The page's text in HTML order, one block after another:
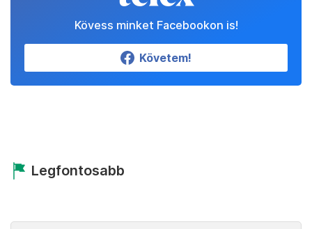
Kövess minket Facebookon is!
Követem!
Legfontosabb